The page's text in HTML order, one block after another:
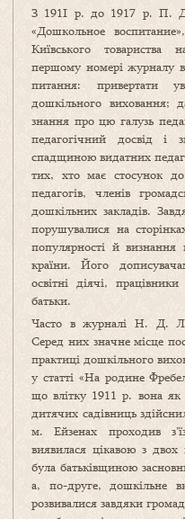
З 191І р. до 1917 р. П. Д.
«Дошкольное
Київського
першому номері журналу
питання: привертати
дошкільного виховання;
знання про цю галузь
педагогічний досвід і
спадщиною видатних
тих, хто має стосунок
педагогів, членів
дошкільних закладів.
порушувалися на
популярності й
країни. Його
освітні діячі,
батьки.
Часто в журналі Н. Д.
Серед них значне місце
практиці дошкільного
у статті «На родине
що влітку 1911 р. вона як
дитячих садівниць
м. Ейзенах проходив
виявилася цікавою з
була батьківщиною
а, по-друге, дошкільне
розвивалися завдяки